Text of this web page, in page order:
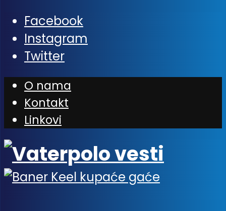
Facebook
Instagram
Twitter
O nama
Kontakt
Linkovi